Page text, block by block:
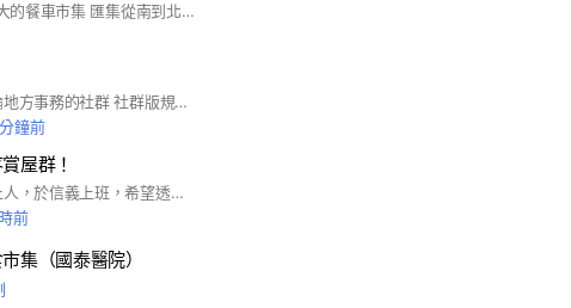
2025最獨特最大的餐車市集 匯集從南到北的不同的特色餐車 各式不同餐車料理🍽️ 一次滿足你的味蕾與視覺 ❇️11/14(五) 16:00:21:00❇️ ❗️不見不散❗️
汐止人一起討論地方事務的社群 社群版規： 1.買賣或廣告請至「汐止物品買賣社群」。 2.請勿有任何辱罵或酸人行為 3.歡迎分享汐止事物、交通、天氣、有趣等事務 4.群內很吵，請務必關通知。
鐘前
屋群！
阿疼是在地汐止人，於信義上班，希望透過社群的便利性提供大家更即時的房市資訊、新聞、案源、建案。 不定時二手家具出清 #汐止買屋#汐止買房 #汐止賣屋#汐止賣房 #汐止賞屋#汐止購屋 #房屋租貸 #裝潢#水電#泥作#木作 #地磚#搬家#清潔#油漆#冷氣#家具#家電...等 廠商介紹 歡迎汐止汐止人/台北市台北人/南港區南港人/內湖區內湖人/松山區松山人/信義區信義人/大安區大安人/中正區中正人
前
集（國泰醫院）